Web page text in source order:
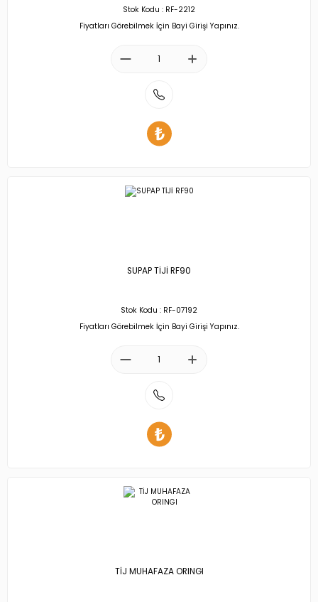
Stok Kodu : RF-2212
Fiyatları Görebilmek İçin Bayi Girişi Yapınız.
SUPAP TİJİ RF90
Stok Kodu : RF-07192
Fiyatları Görebilmek İçin Bayi Girişi Yapınız.
TİJ MUHAFAZA ORINGI